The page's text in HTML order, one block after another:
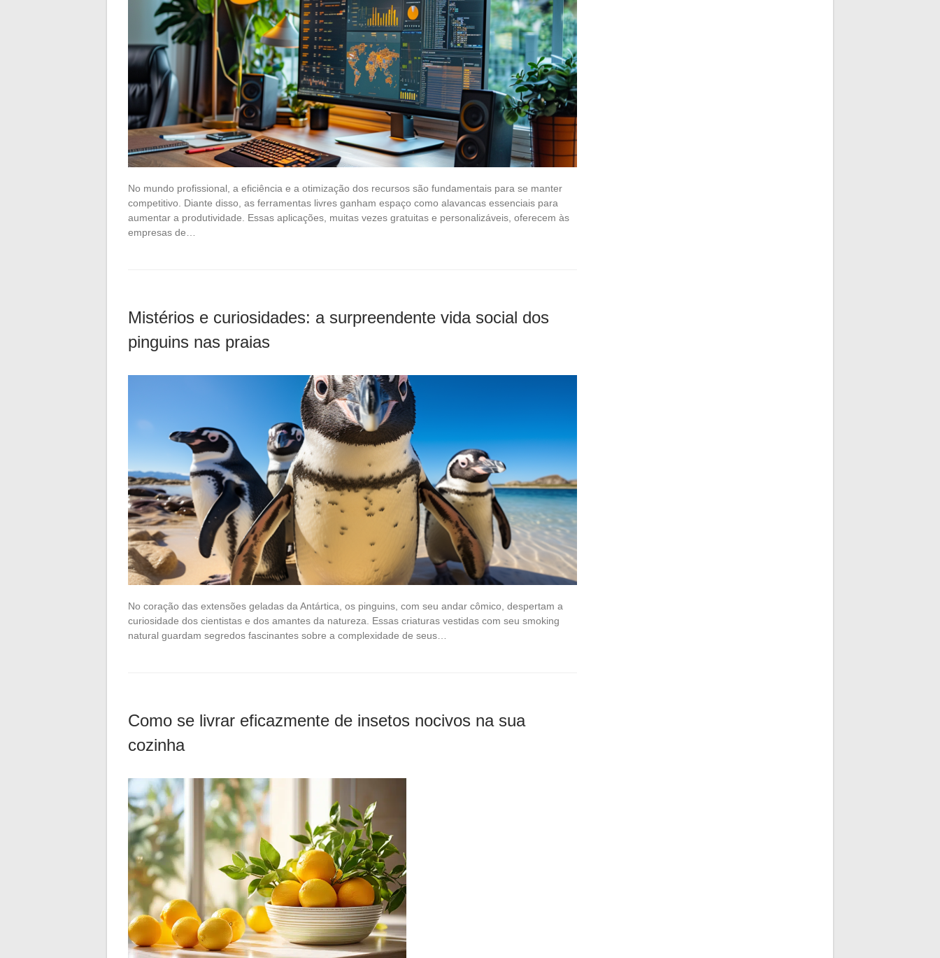
No mundo profissional, a eficiência e a otimização dos recursos são fundamentais para se manter
competitivo. Diante disso, as ferramentas livres ganham espaço como alavancas essenciais para
aumentar a produtividade. Essas aplicações, muitas vezes gratuitas e personalizáveis, oferecem às
empresas de…
Mistérios e curiosidades: a surpreendente vida social dos
pinguins nas praias
No coração das extensões geladas da Antártica, os pinguins, com seu andar cômico, despertam a
curiosidade dos cientistas e dos amantes da natureza. Essas criaturas vestidas com seu smoking
natural guardam segredos fascinantes sobre a complexidade de seus…
Como se livrar eficazmente de insetos nocivos na sua
cozinha